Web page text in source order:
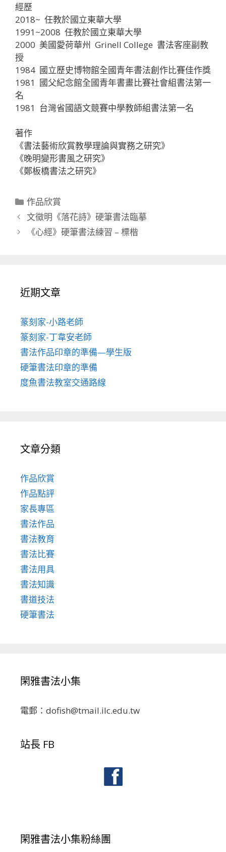
經歷
2018~ 任教於國立東華大學
1991~2008 任教於國立東華大學
2000 美國愛荷華州 Grinell College 書法客座副教
授
1984 國立歷史博物館全國青年書法創作比賽佳作獎
1981 國父紀念館全國青年書畫比賽社會組書法第一
名
1981 台灣省國語文競賽中學教師組書法第一名
著作
《書法藝術欣賞教學理論與實務之研究》
《晚明變形書風之研究》
《鄭板橋書法之研究》
分
類
作品欣賞
文徵明《落花詩》硬筆書法臨摹
《心經》硬筆書法練習 – 標楷
近期文章
篆刻家-小路老師
篆刻家-丁韋安老師
書法作品印章的準備—學生版
硬筆書法印章的準備
度魚書法教室交通路線
文章分類
作品欣賞
作品點評
家長專區
書法作品
書法教育
書法比賽
書法用具
書法知識
書道技法
硬筆書法
閑雅書法小集
電郵：dofish@tmail.ilc.edu.tw
站長 FB
閑雅書法小集粉絲團